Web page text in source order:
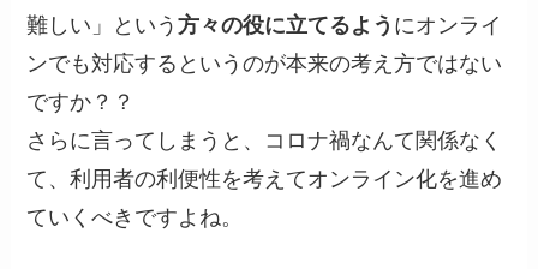
難しい」という方々の役に立てるよう にオンライ
ンでも対応するというのが本来の考え方ではない
ですか？？
さらに言ってしまうと、コロナ禍なんて関係なく
て、利用者の利便性を考えてオンライン化を進め
ていくべきですよね。